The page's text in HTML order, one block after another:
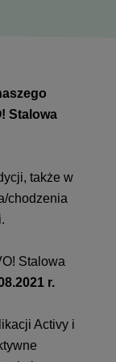
Stalowa
także w
chodzenia
Stalowa
r.
Activy i